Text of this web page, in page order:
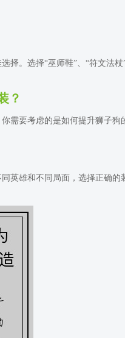
择。选择“巫师鞋”、“符文
？
需要考虑的是如何提升狮子
英雄和不同局面，选择正确